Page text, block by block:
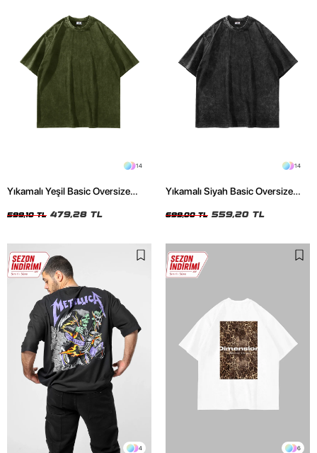
14
Yıkamalı Yeşil Basic Oversize
599,10 TL 479,28 TL
14
Yıkamalı Siyah Basic Oversize
699,00 TL 559,20 TL
4 6